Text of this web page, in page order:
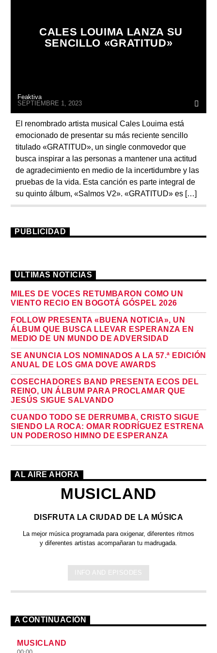
CALES LOUIMA LANZA SU
SENCILLO «GRATITUD»
Feaktiva
SEPTIEMBRE 1, 2023
El renombrado artista musical Cales Louima está
emocionado de presentar su más reciente sencillo
titulado «GRATITUD», un single conmovedor que
busca inspirar a las personas a mantener una actitud
de agradecimiento en medio de la incertidumbre y las
pruebas de la vida. Esta canción es parte integral de
su quinto álbum, «Salmos V2». «GRATITUD» es […]
PUBLICIDAD
ÚLTIMAS NOTICIAS
MILES DE VOCES RETUMBARON COMO UN
VIENTO RECIO EN BOGOTÁ GÓSPEL 2026
FOLLOW PRESENTA «BUENA NOTICIA», UN
ÁLBUM QUE BUSCA LLEVAR ESPERANZA EN
MEDIO DE UN MUNDO DE ADVERSIDAD
SE ANUNCIA LOS NOMINADOS A LA 57.ª EDICIÓN
ANUAL DE LOS GMA DOVE AWARDS
COSECHADORES BAND PRESENTA ECOS DEL
REINO, UN ÁLBUM PARA PROCLAMAR QUE
JESÚS SIGUE SALVANDO
CUANDO TODO SE DERRUMBA, CRISTO SIGUE
SIENDO LA ROCA: OMAR RODRÍGUEZ ESTRENA
UN PODEROSO HIMNO DE ESPERANZA
AL AIRE AHORA
MUSICLAND
DISFRUTA LA CIUDAD DE LA MÚSICA
La mejor música programada para oxigenar, diferentes ritmos
y diferentes artistas acompañaran tu madrugada.
INFO AND EPISODES
A CONTINUACIÓN
MUSICLAND